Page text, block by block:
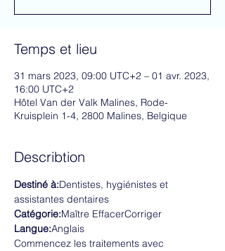
Temps et lieu
31 mars 2023, 09:00 UTC+2 – 01 avr. 2023,
16:00 UTC+2
Hôtel Van der Valk Malines, Rode-
Kruisplein 1-4, 2800 Malines, Belgique
Describtion
Destiné à:Dentistes, hygiénistes et
assistantes dentaires
Catégorie:Maître EffacerCorriger
Langue:Anglais
Commencez les traitements avec